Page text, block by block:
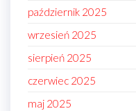
październik 2025
wrzesień 2025
sierpień 2025
czerwiec 2025
maj 2025